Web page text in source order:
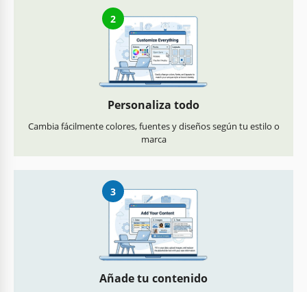
2
Personaliza todo
Cambia fácilmente colores, fuentes y diseños según tu estilo o
marca
3
Añade tu contenido